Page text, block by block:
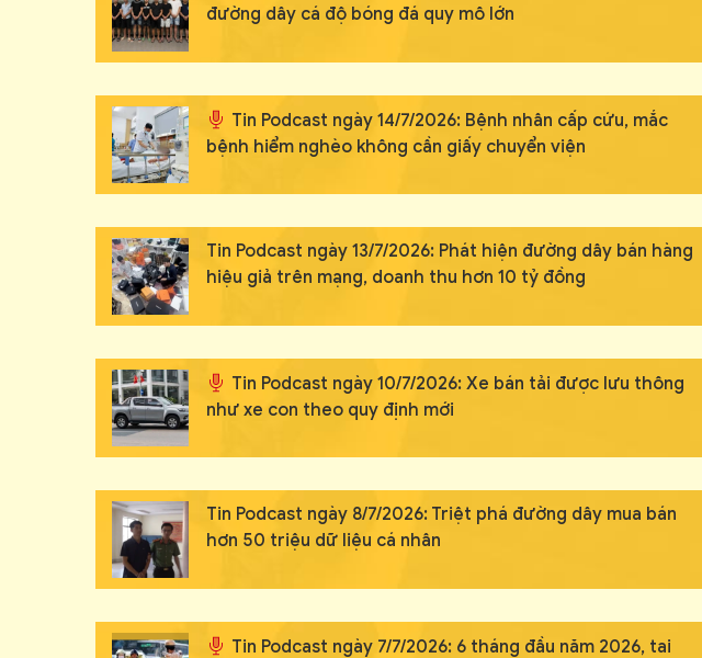
đường dây cá độ bóng đá quy mô lớn
Tin Podcast ngày 14/7/2026: Bệnh nhân cấp cứu, mắc
bệnh hiểm nghèo không cần giấy chuyển viện
Tin Podcast ngày 13/7/2026: Phát hiện đường dây bán hàng
hiệu giả trên mạng, doanh thu hơn 10 tỷ đồng
Tin Podcast ngày 10/7/2026: Xe bán tải được lưu thông
như xe con theo quy định mới
Tin Podcast ngày 8/7/2026: Triệt phá đường dây mua bán
hơn 50 triệu dữ liệu cá nhân
Tin Podcast ngày 7/7/2026: 6 tháng đầu năm 2026, tai